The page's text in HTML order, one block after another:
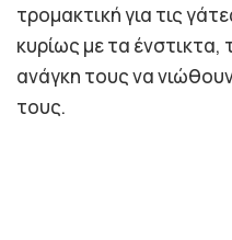
τρομακτική για τις
κυρίως με τα ένστικτα,
ανάγκη τους να
τους.